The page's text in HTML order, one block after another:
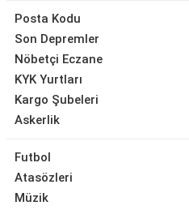
Posta Kodu
Son Depremler
Nöbetçi Eczane
KYK Yurtları
Kargo Şubeleri
Askerlik
Futbol
Atasözleri
Müzik